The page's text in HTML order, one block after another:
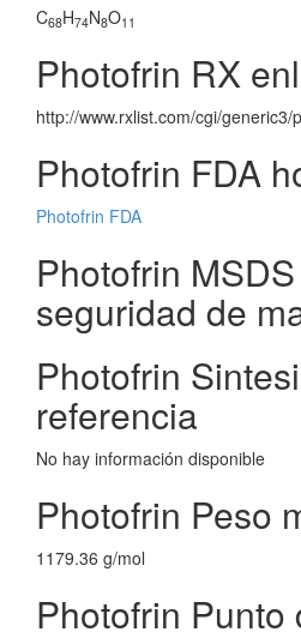
C68H74N8O11
Photofrin RX
http://www.rxlist.com/cgi/generic3/
Photofrin FDA
Photofrin FDA
Photofrin
seguridad de
Photofrin
referencia
No hay información disponible
Photofrin Peso
1179.36 g/mol
Photofrin Punto